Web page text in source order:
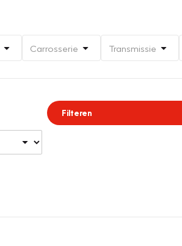
Carrosserie Transmissie
Filteren